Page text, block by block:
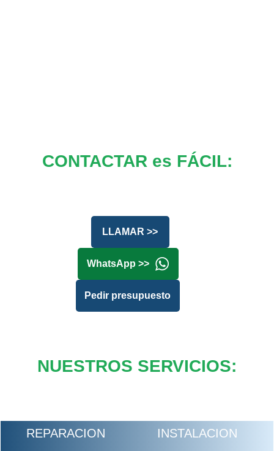
CONTACTAR es FÁCIL:
LLAMAR >>
WhatsApp >>
Pedir presupuesto
NUESTROS SERVICIOS:
REPARACION
INSTALACION